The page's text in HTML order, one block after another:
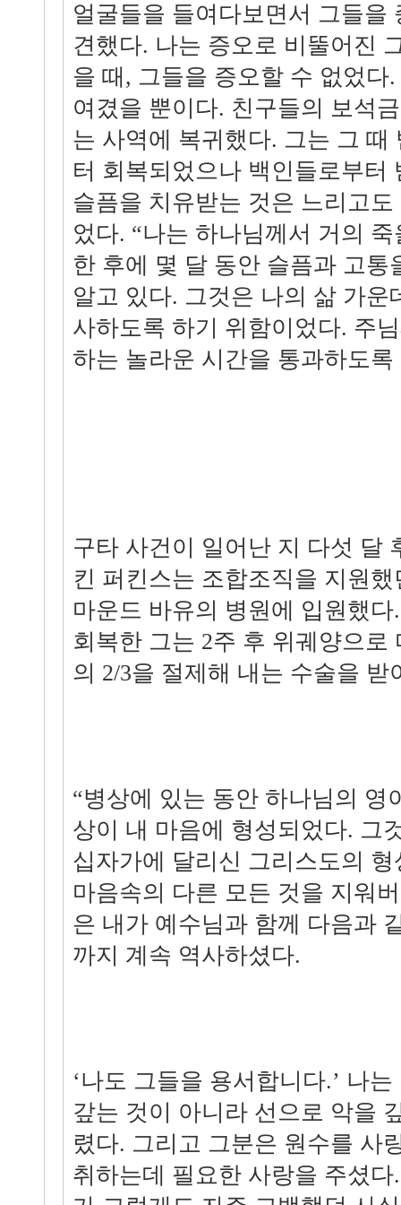
얼굴들을 들여다보면서 그들을
견했다. 나는 증오로 비뚤어진
을 때, 그들을 증오할 수 없었다
여겼을 뿐이다. 친구들의 보석
는 사역에 복귀했다. 그는 그 때
터 회복되었으나 백인들로부터
슬픔을 치유받는 것은 느리고
었다. “나는 하나님께서 거의
한 후에 몇 달 동안 슬픔과 고통
알고 있다. 그것은 나의 삶 가운
사하도록 하기 위함이었다. 주
하는 놀라운 시간을 통과하도
구타 사건이 일어난 지 다섯 달
킨 퍼킨스는 조합조직을 지원
마운드 바유의 병원에 입원했
회복한 그는 2주 후 위궤양으로
의 2/3을 절제해 내는 수술을 받
“병상에 있는 동안 하나님의 영
상이 내 마음에 형성되었다. 그
십자가에 달리신 그리스도의
마음속의 다른 모든 것을 지워
은 내가 예수님과 함께 다음과
까지 계속 역사하셨다.
‘나도 그들을 용서합니다.’ 나
갚는 것이 아니라 선으로 악을
렸다. 그리고 그분은 원수를 사
취하는데 필요한 사랑을 주셨